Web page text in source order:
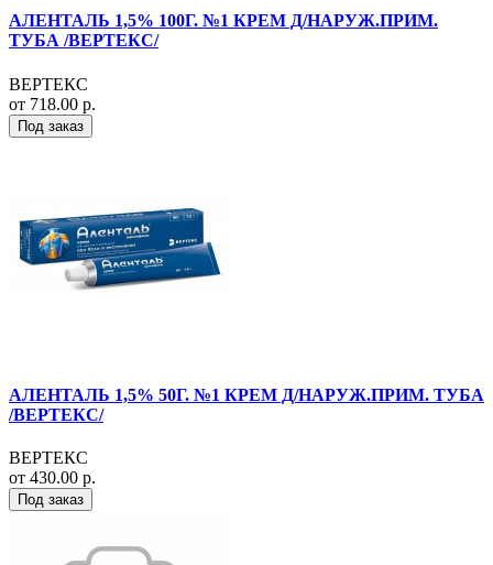
АЛЕНТАЛЬ 1,5% 100Г. №1 КРЕМ Д/НАРУЖ.ПРИМ.
ТУБА /ВЕРТЕКС/
ВЕРТЕКС
от 718.00 р.
Под заказ
АЛЕНТАЛЬ 1,5% 50Г. №1 КРЕМ Д/НАРУЖ.ПРИМ. ТУБА
/ВЕРТЕКС/
ВЕРТЕКС
от 430.00 р.
Под заказ